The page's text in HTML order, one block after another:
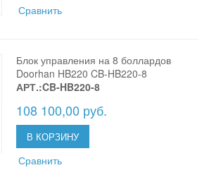
Сравнить
Блок управления на 8 боллардов
Doorhan HB220 CB-HB220-8
АРТ.:CB-HB220-8
108 100,00 руб.
В КОРЗИНУ
Сравнить